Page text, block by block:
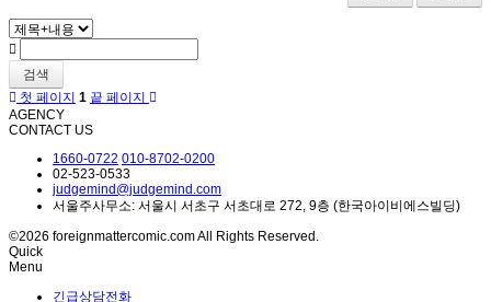
검색
첫 페이지 1 끝 페이지
AGENCY
CONTACT US
1660-0722 010-8702-0200
02-523-0533
judgemind@judgemind.com
서울주사무소: 서울시 서초구 서초대로 272, 9층 (한국아이비에스빌딩)
©2026 foreignmattercomic.com All Rights Reserved.
Quick
Menu
긴급상담전화